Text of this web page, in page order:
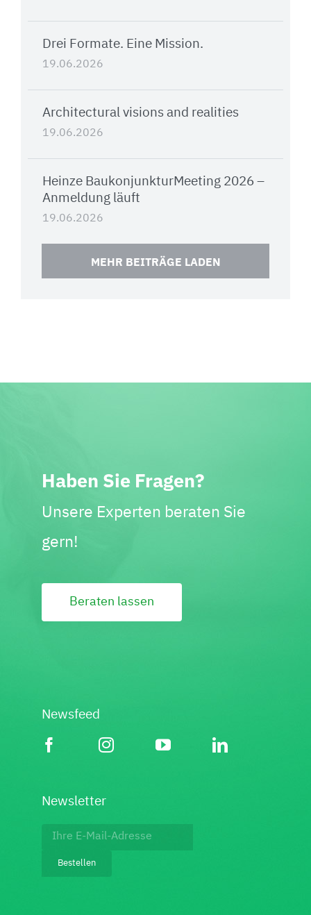
Drei Formate. Eine Mission.
19.06.2026
Architectural visions and realities
19.06.2026
Heinze BaukonjunkturMeeting 2026 –
Anmeldung läuft
19.06.2026
MEHR BEITRÄGE LADEN
Haben Sie Fragen?
Unsere Experten beraten Sie
gern!
Beraten lassen
Newsfeed
Newsletter
Footer:
bestellen
Bestellen